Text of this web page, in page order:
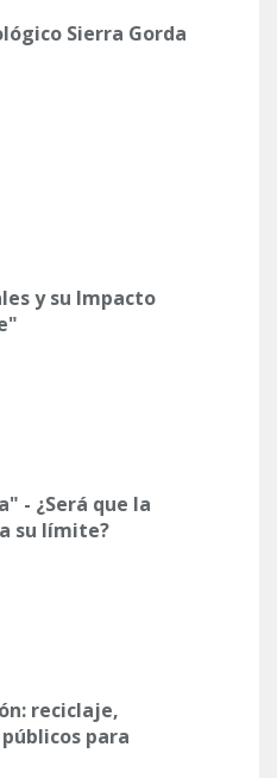
Sierra Gorda
y su Impacto
- ¿Será que la
su límite?
reciclaje,
para